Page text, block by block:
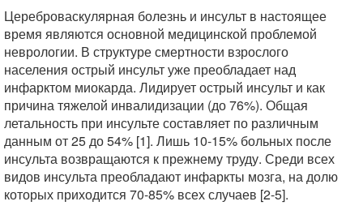
Цереброваскулярная болезнь и инсульт в настоящее
время являются основной медицинской проблемой
неврологии. В структуре смертности взрослого
населения острый инсульт уже преобладает над
инфарктом миокарда. Лидирует острый инсульт и как
причина тяжелой инвалидизации (до 76%). Общая
летальность при инсульте составляет по различным
данным от 25 до 54% [1]. Лишь 10-15% больных после
инсульта возвращаются к прежнему труду. Среди всех
видов инсульта преобладают инфаркты мозга, на долю
которых приходится 70-85% всех случаев [2-5].